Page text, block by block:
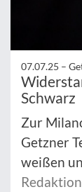
07.07.25 –
Schwarz
Zur
Getzner
weißen
Redaktion